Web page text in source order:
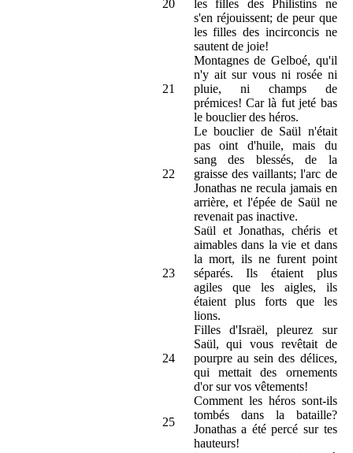
20
les filles des Philistins ne
s'en réjouissent; de peur que
les filles des incirconcis ne
sautent de joie!
21
Montagnes de Gelboé, qu'il
n'y ait sur vous ni rosée ni
pluie, ni champs de
prémices! Car là fut jeté bas
le bouclier des héros.
22
Le bouclier de Saül n'était
pas oint d'huile, mais du
sang des blessés, de la
graisse des vaillants; l'arc de
Jonathas ne recula jamais en
arrière, et l'épée de Saül ne
revenait pas inactive.
23
Saül et Jonathas, chéris et
aimables dans la vie et dans
la mort, ils ne furent point
séparés. Ils étaient plus
agiles que les aigles, ils
étaient plus forts que les
lions.
24
Filles d'Israël, pleurez sur
Saül, qui vous revêtait de
pourpre au sein des délices,
qui mettait des ornements
d'or sur vos vêtements!
25
Comment les héros sont-ils
tombés dans la bataille?
Jonathas a été percé sur tes
hauteurs!